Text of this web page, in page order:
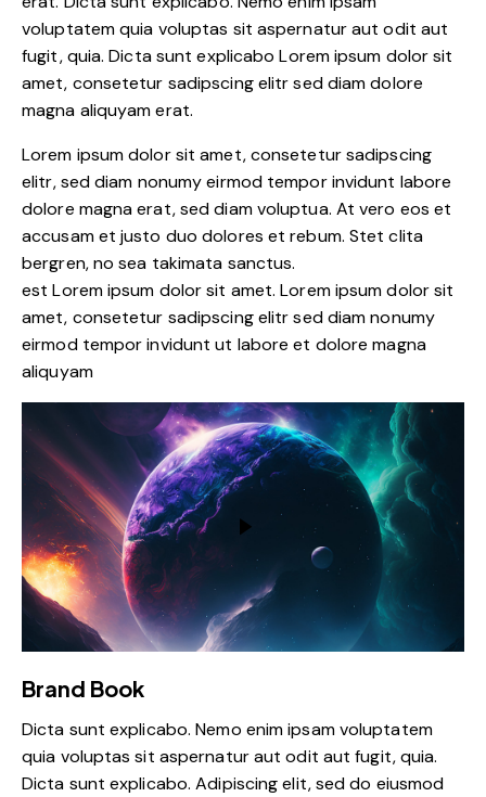
voluptatem quia voluptas sit aspernatur aut odit aut
fugit, quia. Dicta sunt explicabo Lorem ipsum dolor sit
amet, consetetur sadipscing elitr sed diam dolore
magna aliquyam erat.
Lorem ipsum dolor sit amet, consetetur sadipscing
elitr, sed diam nonumy eirmod tempor invidunt labore
dolore magna erat, sed diam voluptua. At vero eos et
accusam et justo duo dolores et rebum. Stet clita
bergren, no sea takimata sanctus.
est Lorem ipsum dolor sit amet. Lorem ipsum dolor sit
amet, consetetur sadipscing elitr sed diam nonumy
eirmod tempor invidunt ut labore et dolore magna
aliquyam
Brand Book
Dicta sunt explicabo. Nemo enim ipsam voluptatem
quia voluptas sit aspernatur aut odit aut fugit, quia.
Dicta sunt explicabo. Adipiscing elit, sed do eiusmod